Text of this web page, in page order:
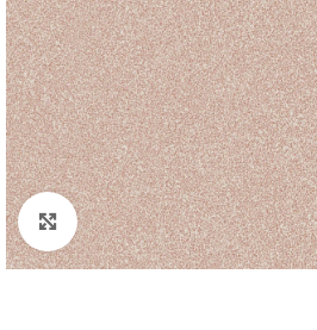
Padidinti nuotrauką